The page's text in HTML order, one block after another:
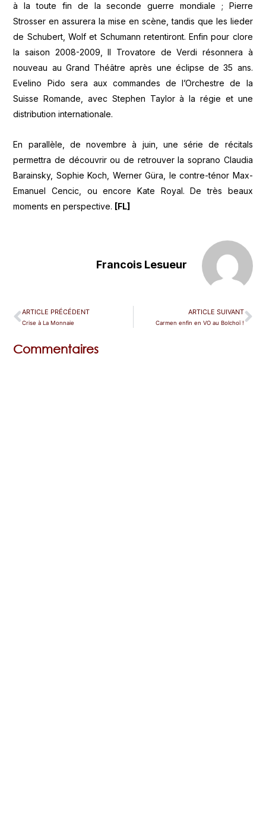
à la toute fin de la seconde guerre mondiale ; Pierre
Strosser en assurera la mise en scène, tandis que les lieder
de Schubert, Wolf et Schumann retentiront. Enfin pour clore
la saison 2008-2009, Il Trovatore de Verdi résonnera à
nouveau au Grand Théâtre après une éclipse de 35 ans.
Evelino Pido sera aux commandes de l’Orchestre de la
Suisse Romande, avec Stephen Taylor à la régie et une
distribution internationale.
En parallèle, de novembre à juin, une série de récitals
permettra de découvrir ou de retrouver la soprano Claudia
Barainsky, Sophie Koch, Werner Güra, le contre-ténor Max-
Emanuel Cencic, ou encore Kate Royal. De très beaux
moments en perspective. [FL]
Francois Lesueur
ARTICLE PRÉCÉDENT
Crise à La Monnaie
ARTICLE SUIVANT
Carmen enfin en VO au Bolchoï !
Commentaires